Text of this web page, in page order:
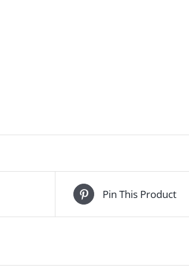
Pin This Product